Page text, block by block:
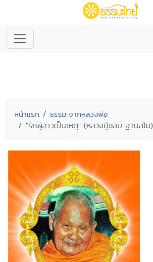
หน้าแรก ธรรมะจากหลวงพ่อ
"รักผู้สาวเป็นเหตุ" (หลวงปู่ชอบ ฐานสโม)